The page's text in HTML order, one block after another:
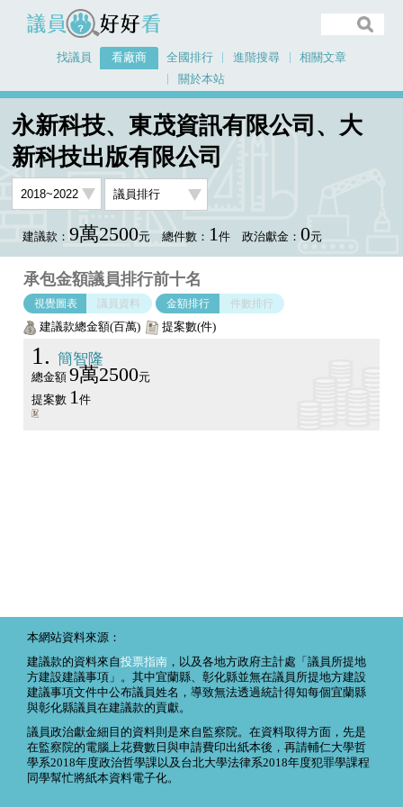
議員好好看
找議員 看廠商 全國排行 進階搜尋
相關文章
關於本站
首頁
議員排行圖表
永新科技、東茂資訊有限公司、大
新科技出版有限公司
建議款： 9萬2500元 總件數： 1件 政治獻金： 0元
承包金額議員排行前十名
視覺圖表 議員資料 金額排行 件數排行
建議款總金額(百萬) 提案數(件)
1 簡智隆
總金額 9萬2500元
提案數 1 件
本網站資料來源：
建議款的資料來自投票指南 ，以及各地方政府主計處「議員所提地
方建設建議事項」。其中宜蘭縣、彰化縣並無在議員所提地方建設
建議事項文件中公布議員姓名，導致無法透過統計得知每個宜蘭縣
與彰化縣議員在建議款的貢獻。
議員政治獻金細目的資料則是來自監察院。在資料取得方面，先是
在監察院的電腦上花費數日與申請費印出紙本後，再請輔仁大學哲
學系2018年度政治哲學課以及台北大學法律系2018年度犯罪學課程
同學幫忙將紙本資料電子化。